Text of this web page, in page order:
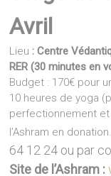
Avril
Lieu : Centre
RER (30 minutes en
Budget : 170€ pour
10 heures de yoga
perfectionnement
l’Ashram en donation.
64 12 24 ou par
Site de l’Ashram :